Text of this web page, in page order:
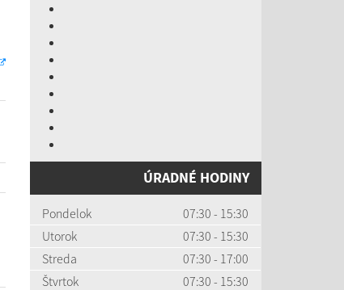
ÚRADNÉ HODINY
Pondelok
07:30 - 15:30
Utorok
07:30 - 15:30
Streda
07:30 - 17:00
Štvrtok
07:30 - 15:30